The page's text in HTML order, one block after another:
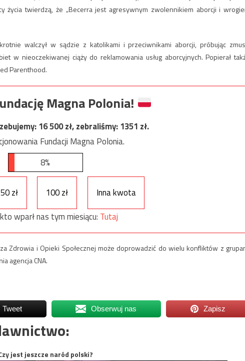
życia twierdzą, że „Becerra jest agresywnym zwolennikiem aborcji i
walczył w sądzie z katolikami i przeciwnikami aborcji, próbując
w nieoczekiwanej ciąży do reklamowania usług aborcyjnych. Popierał
Parenthood.
Magna Polonia!
16 500zł, zebraliśmy:1351 zł.
Fundacji Magna Polonia.
8%
50 zł 100 zł
Inna kwota
wparł nas tym miesiącu: Tutaj
Zdrowia i Opieki Społecznej może doprowadzić do wielu konfliktów z
agencja CNA.
Tweet Obserwuj nas Zapisz
jest jeszcze naród polski?